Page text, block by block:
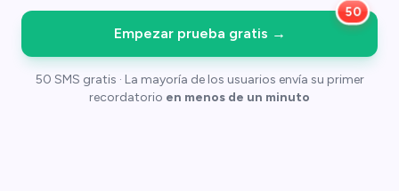
Empezar prueba gratis →
50 SMS gratis · La mayoría de los usuarios envía su primer
recordatorio en menos de un minuto